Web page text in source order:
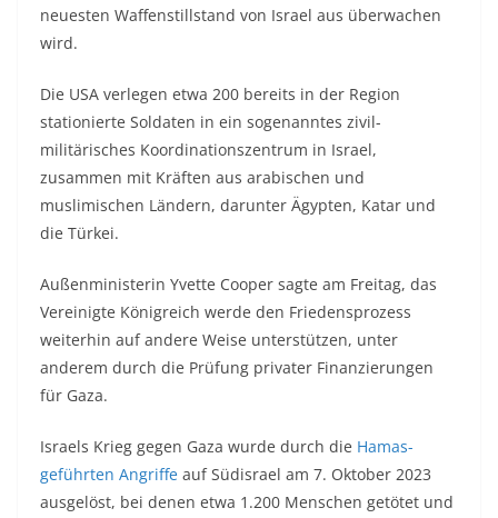
neuesten Waffenstillstand von Israel aus überwachen
wird.
Die USA verlegen etwa 200 bereits in der Region
stationierte Soldaten in ein sogenanntes zivil-
militärisches Koordinationszentrum in Israel,
zusammen mit Kräften aus arabischen und
muslimischen Ländern, darunter Ägypten, Katar und
die Türkei.
Außenministerin Yvette Cooper sagte am Freitag, das
Vereinigte Königreich werde den Friedensprozess
weiterhin auf andere Weise unterstützen, unter
anderem durch die Prüfung privater Finanzierungen
für Gaza.
Israels Krieg gegen Gaza wurde durch die Hamas-
geführten Angriffe auf Südisrael am 7. Oktober 2023
ausgelöst, bei denen etwa 1.200 Menschen getötet und